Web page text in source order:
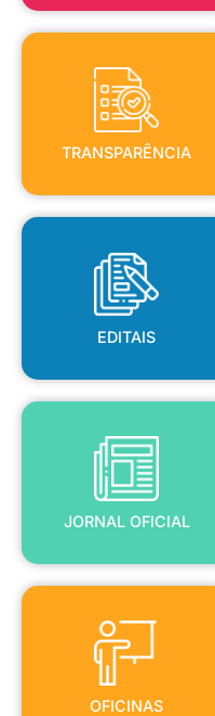
TRANSPARÊNCIA
TRANSPARÊNCIA
EDITAIS
EDITAIS
JORNAL OFICIAL
JORNAL OFICIAL
OFICINAS
OFICINAS